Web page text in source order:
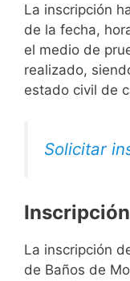
La inscripción
de la fecha,
el medio de
realizado,
estado civil de
Solicitar
La inscripción
de Baños de